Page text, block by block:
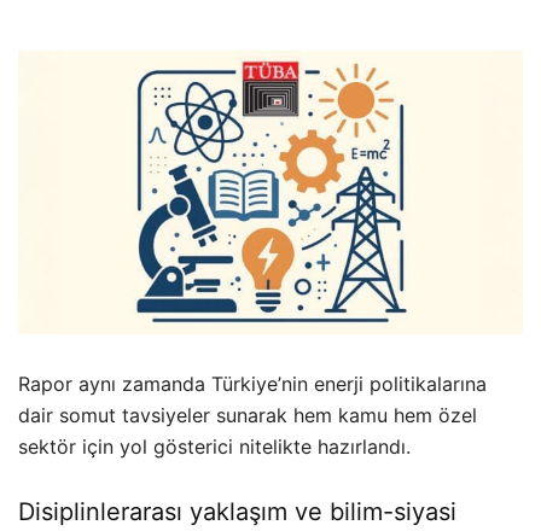
Rapor aynı zamanda Türkiye’nin enerji politikalarına
dair somut tavsiyeler sunarak hem kamu hem özel
sektör için yol gösterici nitelikte hazırlandı.
Disiplinlerarası yaklaşım ve bilim-siyasi